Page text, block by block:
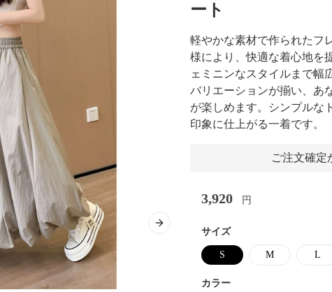
Next slide
ート
軽やかな素材で作られたフ
様により、快適な着心地を
ェミニンなスタイルまで幅
バリエーションが揃い、あ
が楽しめます。シンプルな
印象に仕上がる一着です。
ご注文確定
3,920 円
サイズ
S M L
カラー